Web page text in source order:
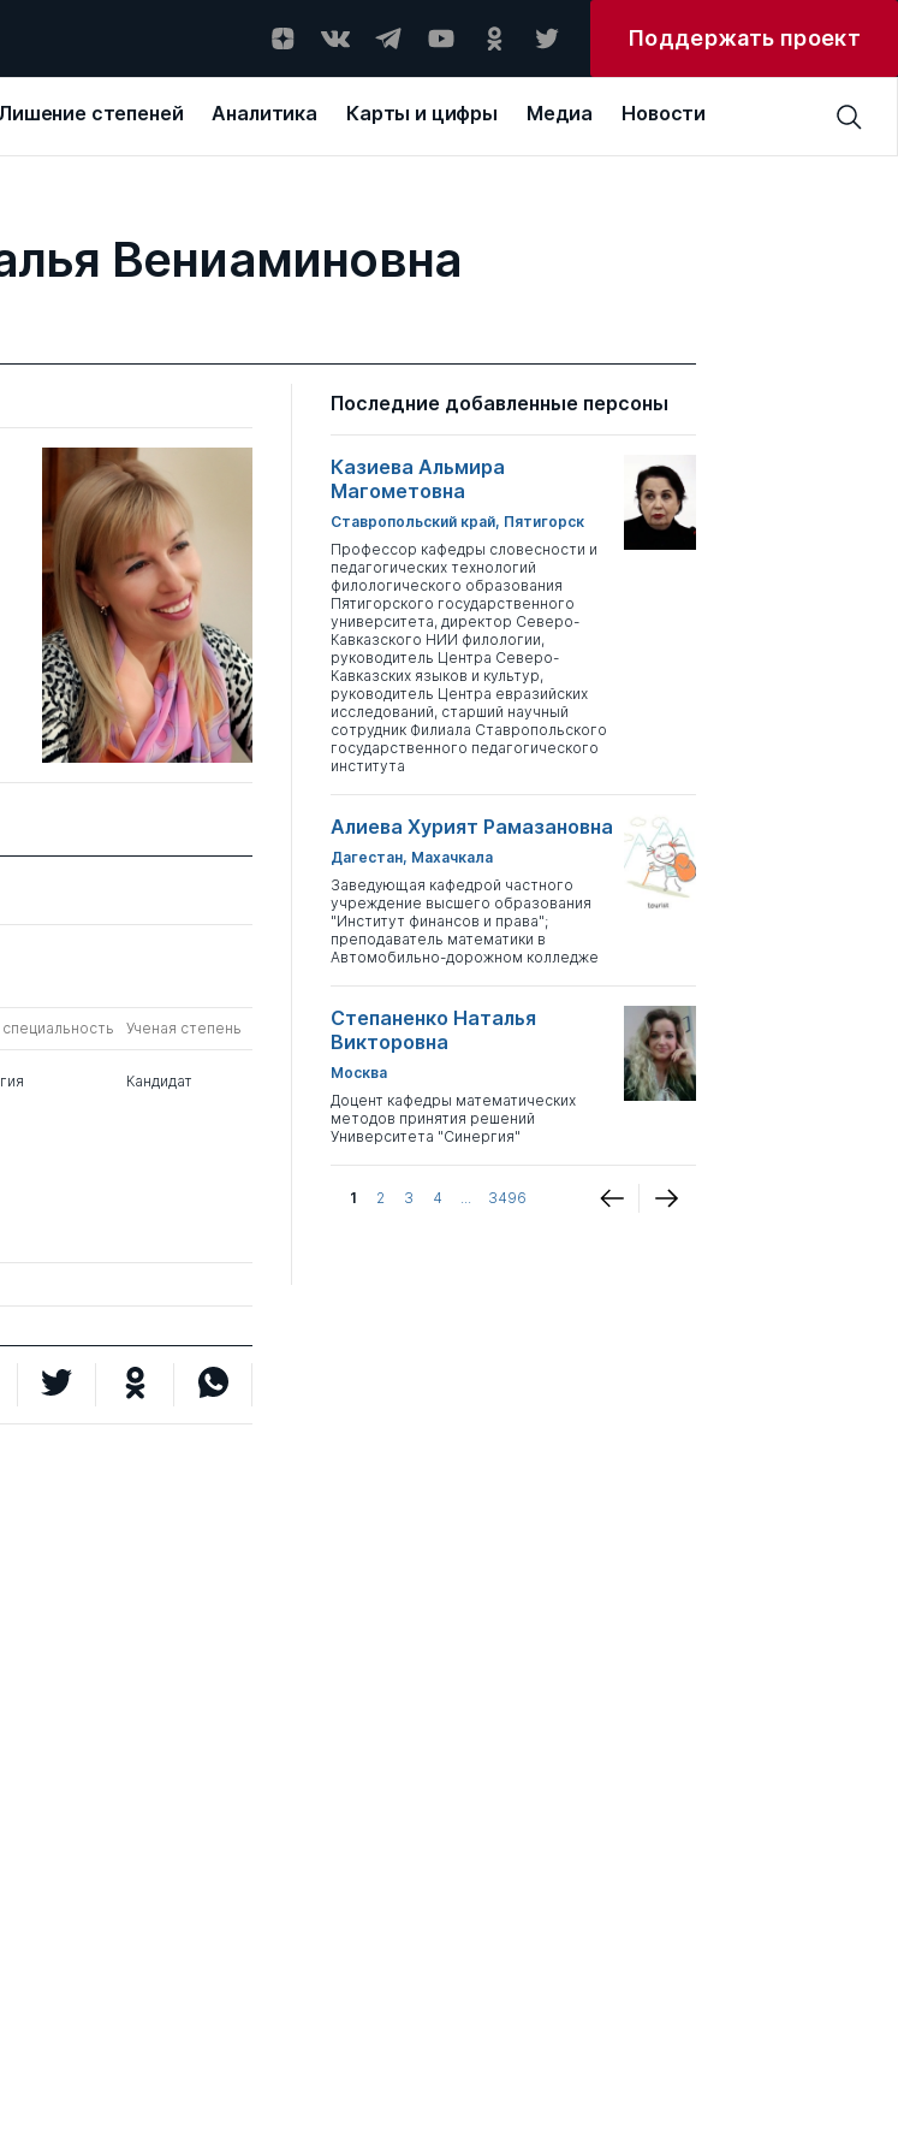
Поддержать проект
степеней Аналитика Карты и цифры Медиа Новости
Вениаминовна
Ученая степень
Кандидат
Последние добавленные персоны
Казиева Альмира
Магометовна
Ставропольский край, Пятигорск
Профессор кафедры словесности и
педагогических технологий
филологического образования
Пятигорского государственного
университета, директор Северо-
Кавказского НИИ филологии,
руководитель Центра Северо-
Кавказских языков и культур,
руководитель Центра евразийских
исследований, старший научный
сотрудник Филиала Ставропольского
государственного педагогического
института
Алиева Хурият Рамазановна
Дагестан, Махачкала
Заведующая кафедрой частного
учреждение высшего образования
"Институт финансов и права";
преподаватель математики в
Автомобильно-дорожном колледже
Степаненко Наталья
Викторовна
Москва
Доцент кафедры математических
методов принятия решений
Университета "Синергия"
1 2 3 4 ... 3496